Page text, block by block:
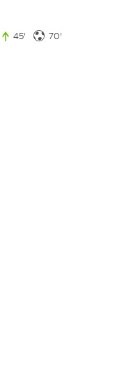
45' 45. minute
70'